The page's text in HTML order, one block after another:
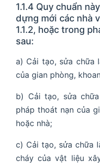
1.1.4 Quy chuẩn
dựng mới các nhà
1.1.2, hoặc trong
sau:
a) Cải tạo, sửa chữa
của gian phòng,
b) Cải tạo, sửa
pháp thoát nạn của
hoặc nhà;
c) Cải tạo, sửa chữa
cháy của vật liệu